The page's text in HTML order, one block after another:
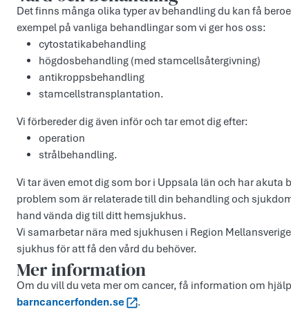
Det finns många olika typer av behandling du kan få
exempel på vanliga behandlingar som vi ger hos oss:
cytostatikabehandling
högdosbehandling (med stamcellsåtergivning)
antikroppsbehandling
stamcellstransplantation.
Vi förbereder dig även inför och tar emot dig efter:
operation
strålbehandling.
Vi tar även emot dig som bor i Uppsala län och har
problem som är relaterade till din behandling och
hand vända dig till ditt hemsjukhus.
Vi samarbetar nära med sjukhusen i Region
sjukhus för att få den vård du behöver.
Mer information
Om du vill du veta mer om cancer, få information om
barncancerfonden.se
.